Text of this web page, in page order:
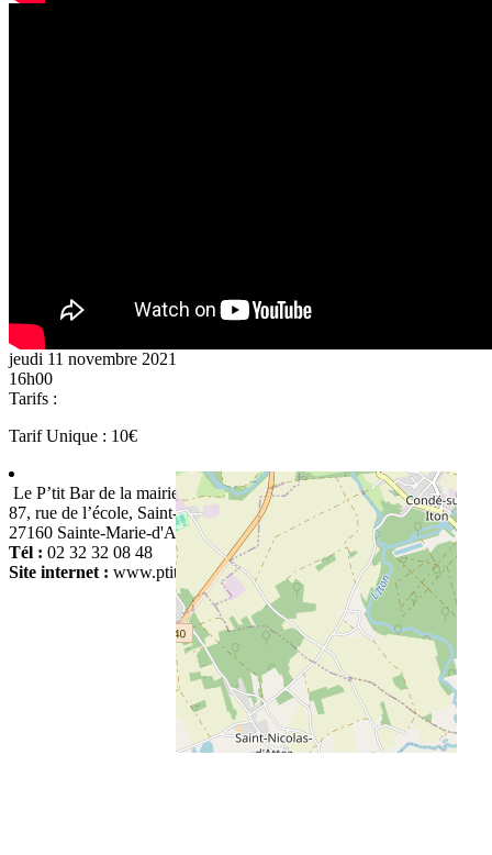
jeudi 11 novembre 2021
16h00
Tarifs :
Tarif Unique : 10€
Le P’tit Bar de la mairie
87, rue de l’école, Saint-Ouen-d'Attez
27160 Sainte-Marie-d'Attez
Tél : 02 32 32 08 48
Site internet : www.ptitbardelamairie.blogspot.com